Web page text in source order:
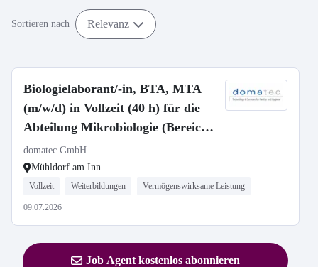
Sortieren nach Relevanz
Biologielaborant/-in, BTA, MTA
(m/w/d) in Vollzeit (40 h) für die
Abteilung Mikrobiologie (Bereich
Trinkwasser/Nutzwasser)
domatec GmbH
Mühldorf am Inn
Vollzeit Weiterbildungen Vermögenswirksame Leistung
09.07.2026
Job Agent kostenlos abonnieren